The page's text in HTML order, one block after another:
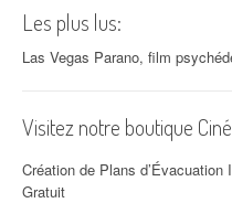
Les plus lus:
Las Vegas Parano, film
Visitez notre boutique
Création de Plans
Gratuit